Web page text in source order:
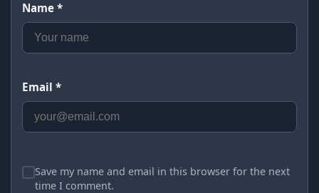
Name *
Email *
Save my name and email in this browser for the next
time I comment.